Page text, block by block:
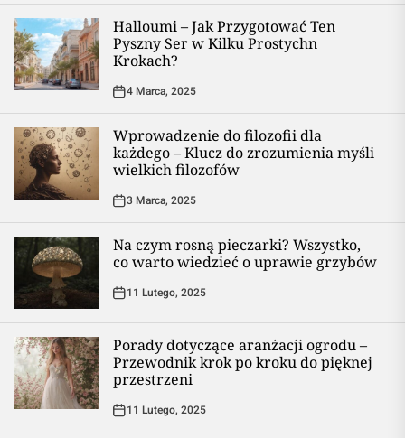
Halloumi – Jak Przygotować Ten
Pyszny Ser w Kilku Prostychn
Krokach?
4 Marca, 2025
Wprowadzenie do filozofii dla
każdego – Klucz do zrozumienia myśli
wielkich filozofów
3 Marca, 2025
Na czym rosną pieczarki? Wszystko,
co warto wiedzieć o uprawie grzybów
11 Lutego, 2025
Porady dotyczące aranżacji ogrodu –
Przewodnik krok po kroku do pięknej
przestrzeni
11 Lutego, 2025